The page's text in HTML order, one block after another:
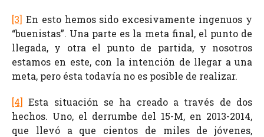
[3] En esto hemos sido excesivamente ingenuos y
“buenistas”. Una parte es la meta final, el punto de
llegada, y otra el punto de partida, y nosotros
estamos en este, con la intención de llegar a una
meta, pero ésta todavía no es posible de realizar.
[4] Esta situación se ha creado a través de dos
hechos. Uno, el derrumbe del 15-M, en 2013-2014,
que llevó a que cientos de miles de jóvenes,